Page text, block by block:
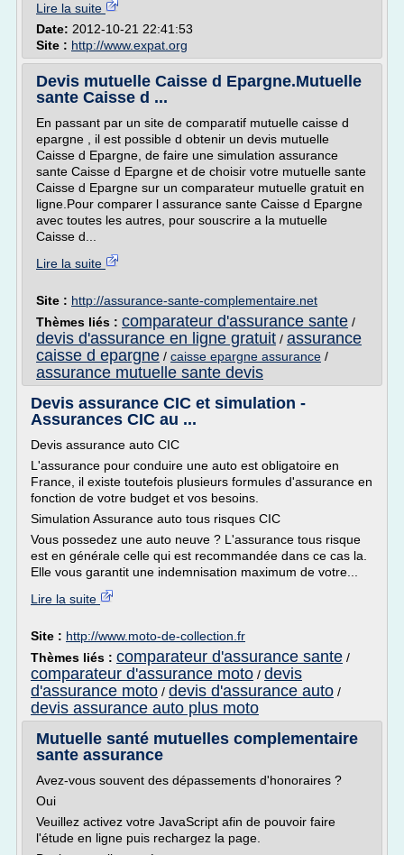
Lire la suite
Date: 2012-10-21 22:41:53
Site : http://www.expat.org
Devis mutuelle Caisse d Epargne.Mutuelle
sante Caisse d ...
En passant par un site de comparatif mutuelle caisse d
epargne , il est possible d obtenir un devis mutuelle
Caisse d Epargne, de faire une simulation assurance
sante Caisse d Epargne et de choisir votre mutuelle sante
Caisse d Epargne sur un comparateur mutuelle gratuit en
ligne.Pour comparer l assurance sante Caisse d Epargne
avec toutes les autres, pour souscrire a la mutuelle
Caisse d...
Lire la suite
Site : http://assurance-sante-complementaire.net
Thèmes liés : comparateur d'assurance sante /
devis d'assurance en ligne gratuit / assurance
caisse d epargne / caisse epargne assurance /
assurance mutuelle sante devis
Devis assurance CIC et simulation -
Assurances CIC au ...
Devis assurance auto CIC
L'assurance pour conduire une auto est obligatoire en
France, il existe toutefois plusieurs formules d'assurance en
fonction de votre budget et vos besoins.
Simulation Assurance auto tous risques CIC
Vous possedez une auto neuve ? L'assurance tous risque
est en générale celle qui est recommandée dans ce cas la.
Elle vous garantit une indemnisation maximum de votre...
Lire la suite
Site : http://www.moto-de-collection.fr
Thèmes liés : comparateur d'assurance sante /
comparateur d'assurance moto / devis
d'assurance moto / devis d'assurance auto /
devis assurance auto plus moto
Mutuelle santé mutuelles complementaire
sante assurance
Avez-vous souvent des dépassements d'honoraires ?
Oui
Veuillez activez votre JavaScript afin de pouvoir faire
l'étude en ligne puis rechargez la page.